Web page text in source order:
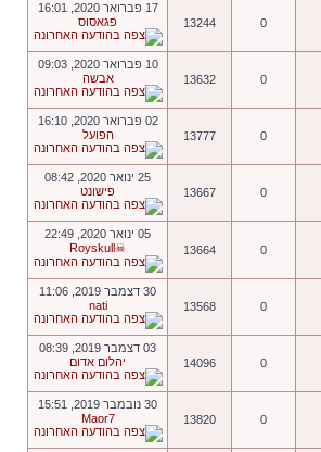
0
13244
17 פברואר 2020, 16:01
פגאסוס
0
13632
10 פברואר 2020, 09:03
אבשה
0
13777
02 פברואר 2020, 16:10
הפועל
0
13667
25 ינואר 2020, 08:42
פישונט
0
13664
05 ינואר 2020, 22:49
☠Royskull
0
13568
30 דצמבר 2019, 11:06
nati
0
14096
03 דצמבר 2019, 08:39
יהלום אדום
0
13820
30 נובמבר 2019, 15:51
Maor7